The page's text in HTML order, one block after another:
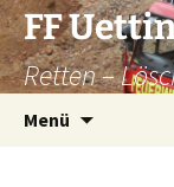
Zum
Inhalt
springen
FF
Retten –
Menü